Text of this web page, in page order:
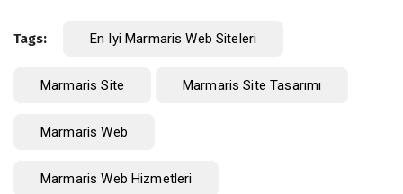
Tags: En Iyi Marmaris Web Siteleri
Marmaris Site Marmaris Site Tasarımı
Marmaris Web
Marmaris Web Hizmetleri